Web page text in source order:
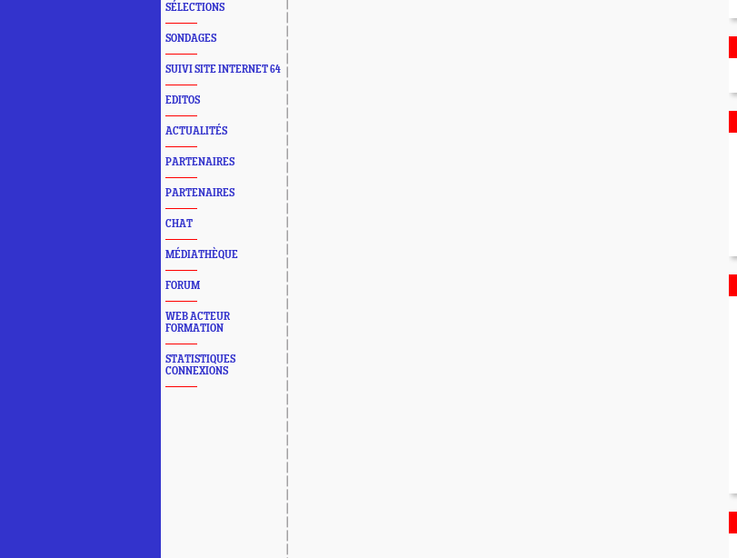
SÉLECTIONS
SONDAGES
SUIVI SITE INTERNET 64
EDITOS
ACTUALITÉS
PARTENAIRES
PARTENAIRES
CHAT
MÉDIATHÈQUE
FORUM
WEB ACTEUR
FORMATION
STATISTIQUES
CONNEXIONS